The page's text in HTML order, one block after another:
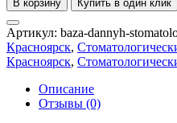
База
стоматологических
центров
Красноярска
В корзину Купить в один клик
Артикул: baza-dannyh-
Красноярск,
Красноярск,
Описание
Отзывы (0)